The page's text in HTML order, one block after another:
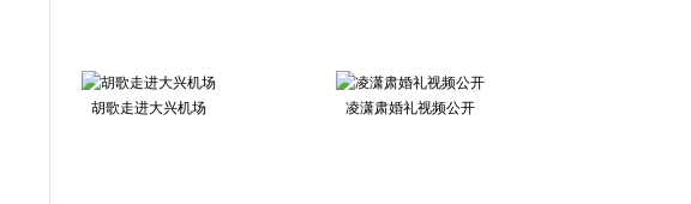
胡歌走进大兴机场 凌潇肃婚礼视频公开